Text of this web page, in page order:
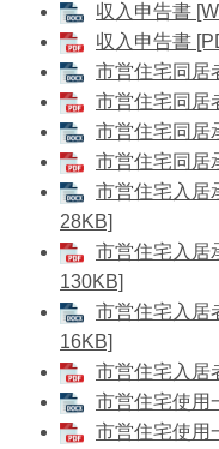
収入申告書
収入申告書
市営住宅同居
市営住宅同居
市営住宅同居
市営住宅同居
市営住宅入居
28KB]
市営住宅入居
130KB]
市営住宅入居
16KB]
市営住宅入居
市営住宅使用
市営住宅使用